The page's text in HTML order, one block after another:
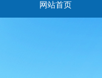
网站首页